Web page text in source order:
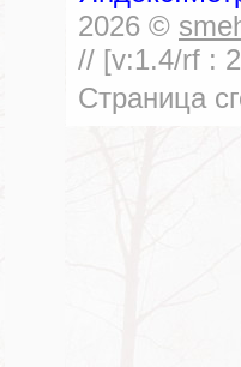
2026 ©
// [v:1.4/rf :
Страница